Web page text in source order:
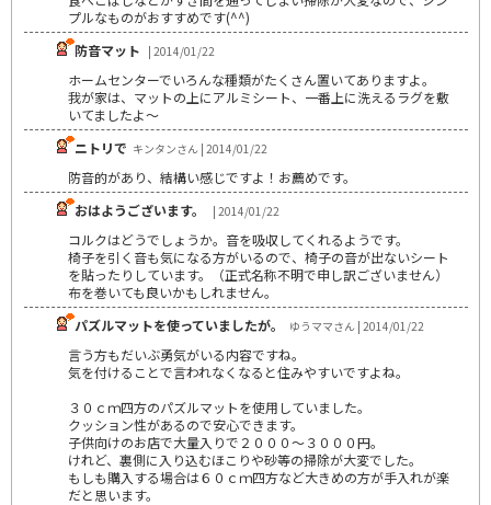
プルなものがおすすめです(^^)
防音マット | 2014/01/22
ホームセンターでいろんな種類がたくさん置いてありますよ。
我が家は、マットの上にアルミシート、一番上に洗えるラグを敷
いてましたよ〜
ニトリで キンタンさん | 2014/01/22
防音的があり、結構い感じですよ！お薦めです。
おはようございます。
| 2014/01/22
コルクはどうでしょうか。音を吸収してくれるようです。
椅子を引く音も気になる方がいるので、椅子の音が出ないシート
を貼ったりしています。（正式名称不明で申し訳ございません）
布を巻いても良いかもしれません。
パズルマットを使っていましたが。
ゆうママさん | 2014/01/22
言う方もだいぶ勇気がいる内容ですね。
気を付けることで言われなくなると住みやすいですよね。
３０ｃｍ四方のパズルマットを使用していました。
クッション性があるので安心できます。
子供向けのお店で大量入りで２０００～３０００円。
けれど、裏側に入り込むほこりや砂等の掃除が大変でした。
もしも購入する場合は６０ｃｍ四方など大きめの方が手入れが楽
だと思います。